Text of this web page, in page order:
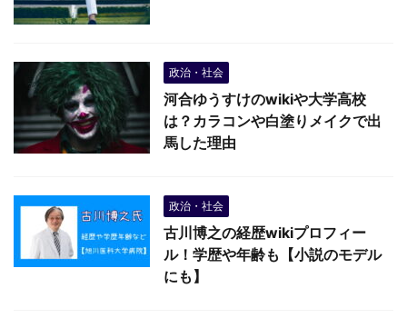
政治・社会
河合ゆうすけのwikiや大学高校
は？カラコンや白塗りメイクで出
馬した理由
政治・社会
古川博之の経歴wikiプロフィー
ル！学歴や年齢も【小説のモデル
にも】